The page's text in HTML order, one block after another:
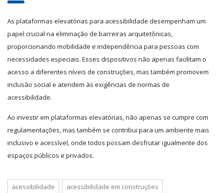
As plataformas elevatórias para acessibilidade desempenham um
papel crucial na eliminação de barreiras arquitetônicas,
proporcionando mobilidade e independência para pessoas com
necessidades especiais. Esses dispositivos não apenas facilitam o
acesso a diferentes níveis de construções, mas também promovem
inclusão social e atendem às exigências de normas de
acessibilidade.
Ao investir em plataformas elevatórias, não apenas se cumpre com
regulamentações, mas também se contribui para um ambiente mais
inclusivo e acessível, onde todos possam desfrutar igualmente dos
espaços públicos e privados.
acessibilidade acessibilidade em construções